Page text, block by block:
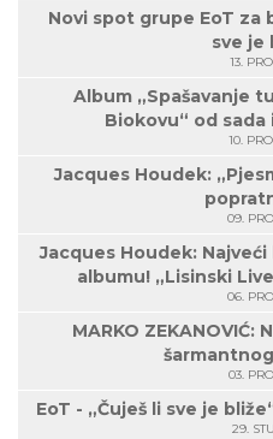
Novi spot grupe EoT za
sve je
13.
Album „Spašavanje
Biokovu“ od
10.
Jacques Houdek:
09.
Jacques Houdek:
albumu! „Lisinski
06.
MARKO ZEKANOVIĆ:
03.
EoT - „Čuješ li sve je
29.